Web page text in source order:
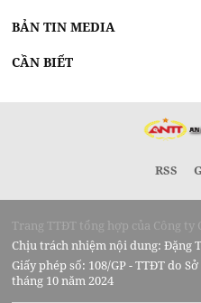
BẢN TIN MEDIA
CẦN BIẾT
RSS
Trang TTĐT tổng hợp của Công ty
Chịu trách nhiệm nội dung: Đặng
Giấy phép số: 108/GP - TTĐT do
tháng 10 năm 2024